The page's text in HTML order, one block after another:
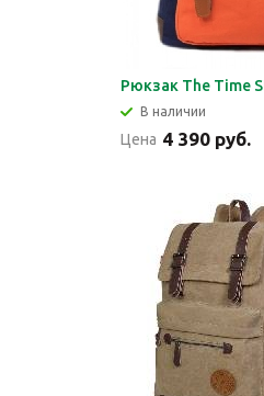
Рюкзак The Time
В наличии
Цена 4 390 руб.